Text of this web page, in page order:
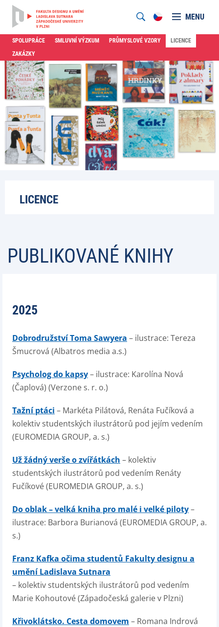
MENU
SPOLUPRÁCE SMLUVNÍ VÝZKUM PRŮMYSLOVÉ VZORY
LICENCE
ZAKÁZKY
LICENCE
PUBLIKOVANÉ KNIHY
2025
Dobrodružství Toma Sawyera – ilustrace: Tereza
Šmucrová (Albatros media a.s.)
Psycholog do kapsy– ilustrace: Karolína Nová
(Čaplová) (Verzone s. r. o.)
Tažní ptáci – Markéta Pilátová, Renáta Fučíková a
kolektiv studentských ilustrátorů pod jejím vedením
(EUROMEDIA GROUP, a. s.)
Už žádný verše o zvířátkách – kolektiv
studentských ilustrátorů pod vedením Renáty
Fučíkové (EUROMEDIA GROUP, a. s.)
Do oblak – velká kniha pro malé i velké piloty–
ilustrace: Barbora Burianová (EUROMEDIA GROUP, a.
s.)
Franz Kafka očima studentů Fakulty designu a
umění Ladislava Sutnara
– kolektiv studentských ilustrátorů pod vedením
Marie Kohoutové (Západočeská galerie v Plzni)
Křivoklátsko. Cesta domovem – Romana Indrová